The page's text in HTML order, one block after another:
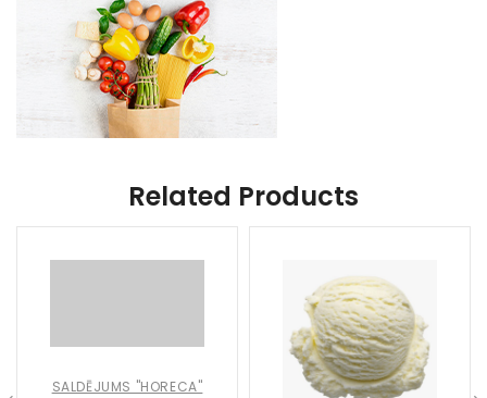
Related Products
SALDĒJUMS "HORECA"